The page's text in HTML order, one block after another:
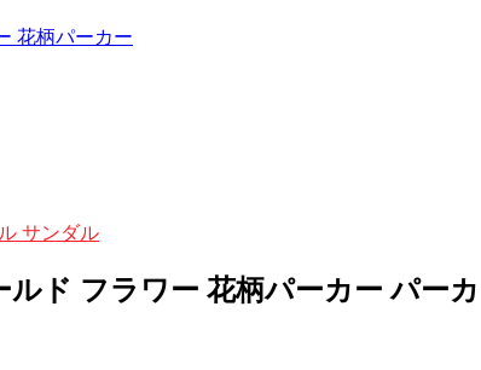
花柄パーカー
サンダル
ルド フラワー 花柄パーカー パー